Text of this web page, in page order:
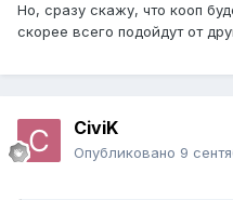
Но, сразу скажу, что кооп
скорее всего подойдут от
CiviK
Опубликовано 9